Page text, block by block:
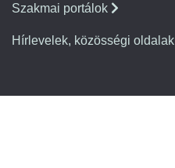
Szakmai portálok
Hírlevelek, közösségi oldalak